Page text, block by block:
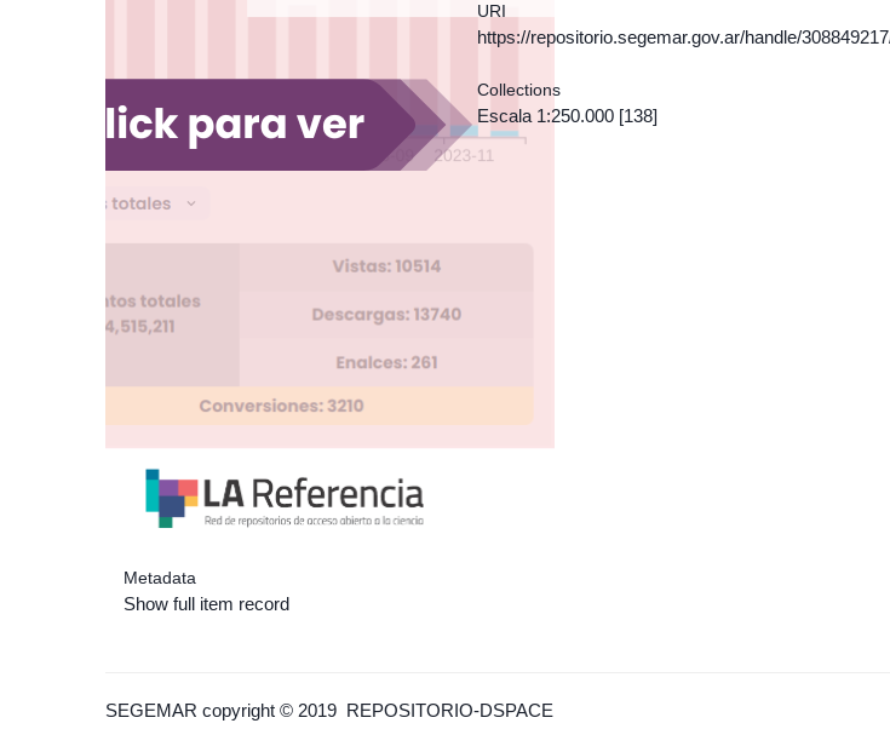
Metadata
Show full item record
URI
https://repositorio.segemar.gov.ar/handle/
Collections
Escala 1:250.000 [138]
SEGEMAR copyright © 2019 REPOSITORIO-DSPACE